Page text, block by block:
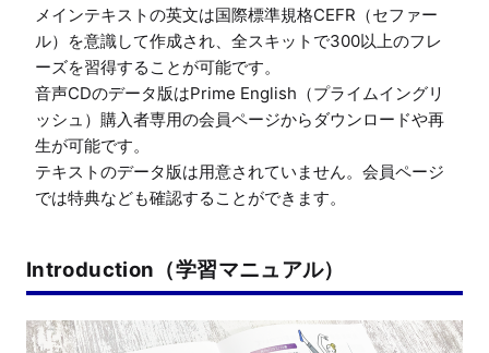
メインテキストの英文は国際標準規格CEFR（セファー
ル）を意識して作成され、全スキットで300以上のフレ
ーズを習得することが可能です。
音声CDのデータ版はPrime English（プライムイングリ
ッシュ）購入者専用の会員ページからダウンロードや再
生が可能です。
テキストのデータ版は用意されていません。会員ページ
Introduction（学習マニュアル）